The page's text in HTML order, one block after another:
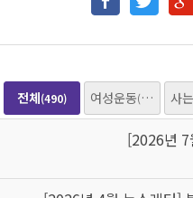
전체(490) 여성운동(205)
[2026년 7